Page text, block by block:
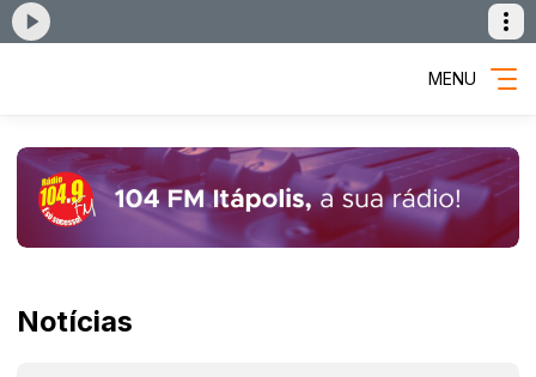
MENU
Notícias